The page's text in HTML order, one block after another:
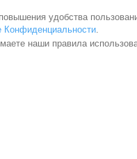
удобства
Конфиденциальности.
наши правила